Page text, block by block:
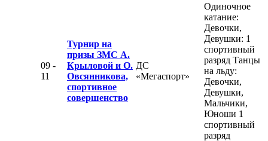
09 -
11
Турнир на
призы ЗМС А.
Крыловой и О.
Овсянникова,
спортивное
совершенство
ДС
«Мегаспорт»
Одиночное
катание:
Девочки,
Девушки: 1
спортивный
разряд Танцы
на льду:
Девочки,
Девушки,
Мальчики,
Юноши 1
спортивный
разряд